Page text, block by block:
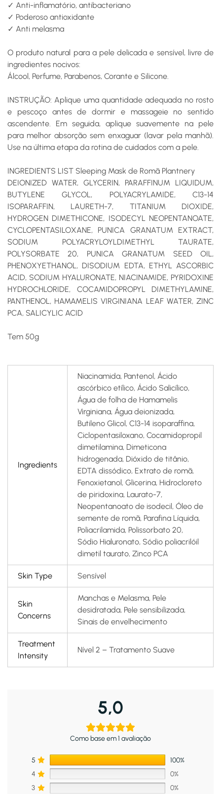
✓ Anti-inflamatório, antibacteriano
✓ Poderoso antioxidante
✓ Anti melasma
O produto natural para a pele delicada e sensível, livre de
ingredientes nocivos:
Álcool, Perfume, Parabenos, Corante e Silicone.
INSTRUÇÃO: Aplique uma quantidade adequada no rosto
e pescoço antes de dormir e massageie no sentido
ascendente. Em seguida, aplique suavemente na pele
para melhor absorção sem enxaguar (lavar pela manhã).
Use na última etapa da rotina de cuidados com a pele.
INGREDIENTS LIST Sleeping Mask de Romã Plantnery
DEIONIZED WATER, GLYCERIN, PARAFFINUM LIQUIDUM,
BUTYLENE GLYCOL, POLYACRYLAMIDE, C13-14
ISOPARAFFIN, LAURETH-7, TITANIUM DIOXIDE,
HYDROGEN DIMETHICONE, ISODECYL NEOPENTANOATE,
CYCLOPENTASILOXANE, PUNICA GRANATUM EXTRACT,
SODIUM POLYACRYLOYLDIMETHYL TAURATE,
POLYSORBATE 20, PUNICA GRANATUM SEED OIL,
PHENOXYETHANOL, DISODIUM EDTA, ETHYL ASCORBIC
ACID, SODIUM HYALURONATE, NIACINAMIDE, PYRIDOXINE
HYDROCHLORIDE, COCAMIDOPROPYL DIMETHYLAMINE,
PANTHENOL, HAMAMELIS VIRGINIANA LEAF WATER, ZINC
PCA, SALICYLIC ACID
Tem 50g
Ingredients
Niacinamida, Pantenol, Ácido
ascórbico etílico, Ácido Salicílico,
Água de folha de Hamamelis
Virginiana, Água deionizada,
Butileno Glicol, C13-14 isoparaffina,
Ciclopentasiloxano, Cocamidopropil
dimetilamina, Dimeticona
hidrogenada, Dióxido de titânio,
EDTA dissódico, Extrato de romã,
Fenoxietanol, Glicerina, Hidrocloreto
de piridoxina, Laurato-7,
Neopentanoato de isodecil, Óleo de
semente de romã, Parafina Líquida,
Poliacrilamida, Polissorbato 20,
Sódio Hialuronato, Sódio poliacrilóil
dimetil taurato, Zinco PCA
Skin Type Sensível
Skin
Concerns
Manchas e Melasma, Pele
desidratada, Pele sensibilizada,
Sinais de envelhecimento
Treatment
Intensity
Nível 2 – Tratamento Suave
5,0
Como base em 1 avaliação
5
100%
4
0%
3
0%